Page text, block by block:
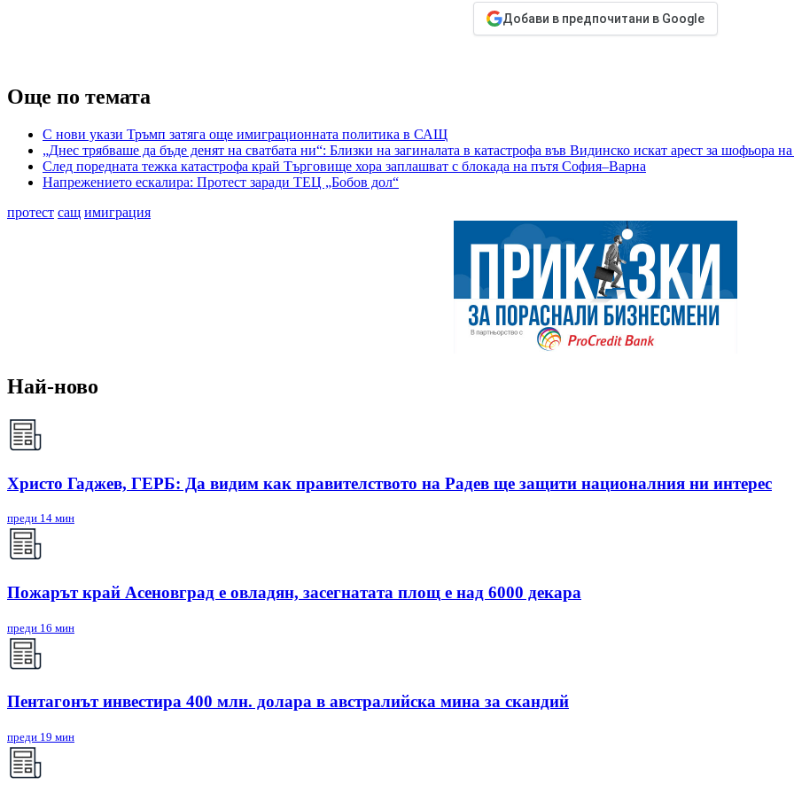
Добави в предпочитани в Google
Още по темата
С нови укази Тръмп затяга още имиграционната политика в САЩ
„Днес трябваше да бъде денят на сватбата ни“: Близки на загиналата в катастрофа във Видинско искат арест за шофьора
След поредната тежка катастрофа край Търговище хора заплашват с блокада на пътя София–Варна
Напрежението ескалира: Протест заради ТЕЦ „Бобов дол“
протест сащ имиграция
Най-ново
Христо Гаджев, ГЕРБ: Да видим как правителството на Радев ще защити националния ни интерес
преди 14 мин
Пожарът край Асеновград е овладян, засегнатата площ е над 6000 декара
преди 16 мин
Пентагонът инвестира 400 млн. долара в австралийска мина за скандий
преди 19 мин